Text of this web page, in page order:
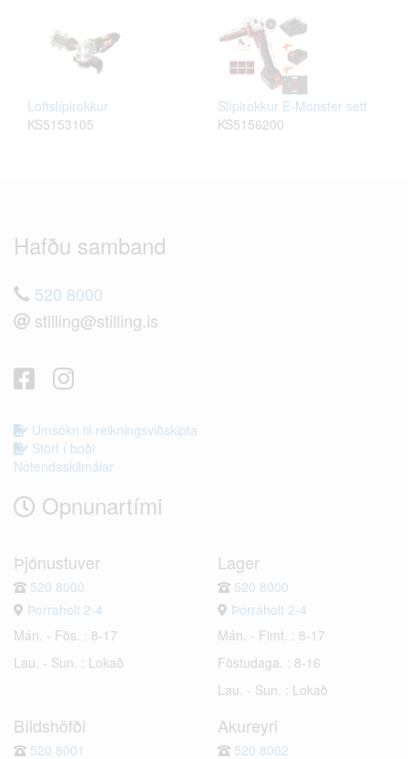
Loftslípirokkur
KS5153105
Slípirokkur E-Monster sett
KS5156200
Hafðu samband
520 8000
stilling@stilling.is
Umsókn til reikningsviðskipta
Störf í boði
Notendaskilmálar
Opnunartími
Þjónustuver
520 8000
Þorraholt 2-4
Mán. - Fös. : 8-17
Lau. - Sun. : Lokað
Lager
520 8000
Þorraholt 2-4
Mán. - Fimt. : 8-17
Föstudaga. : 8-16
Lau. - Sun. : Lokað
Bíldshöfði
520 8001
Akureyri
520 8002